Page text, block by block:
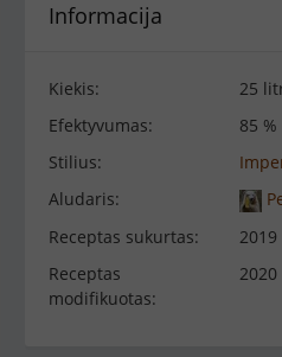
Informacija
Kiekis:
25
Efektyvumas:
85 %
Stilius:
Aludaris:
Receptas sukurtas:
Receptas
modifikuotas: